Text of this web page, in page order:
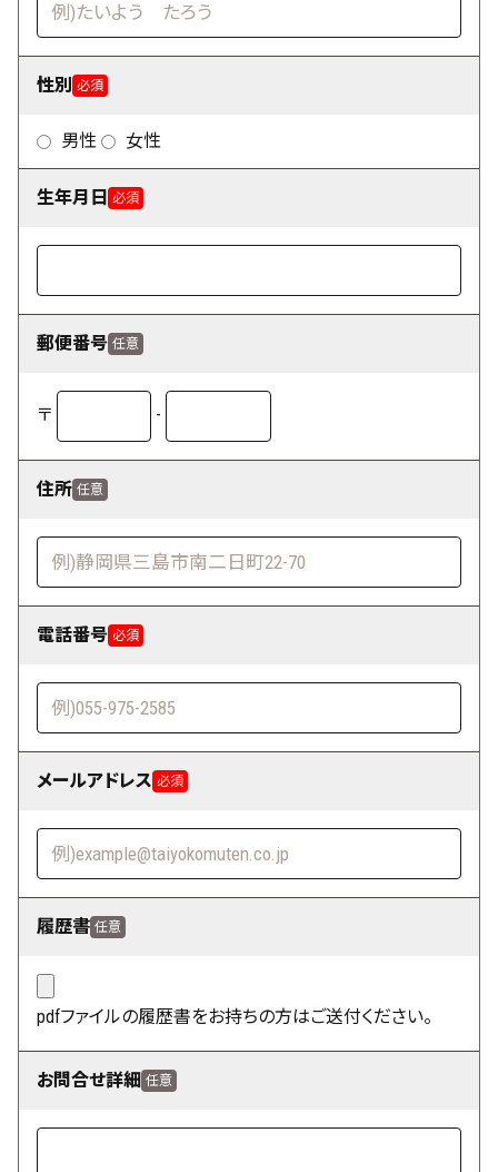
性別 必須
男性 女性
生年月日 必須
郵便番号 任意
〒 -
住所 任意
電話番号 必須
メールアドレス 必須
履歴書 任意
pdfファイルの履歴書をお持ちの方はご送付ください。
お問合せ詳細 任意